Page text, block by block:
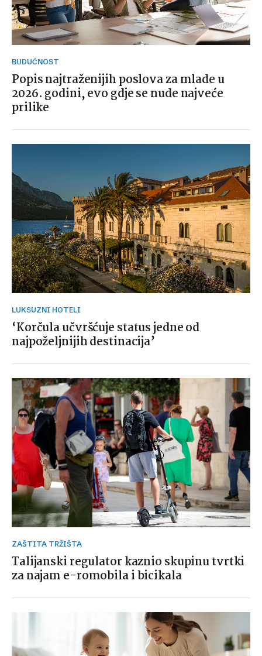
BUDUĆNOST
Popis najtraženijih poslova za mlade u
2026. godini, evo gdje se nude najveće
prilike
LUKSUZNI HOTELI
‘Korčula učvršćuje status jedne od
najpoželjnijih destinacija’
ZAŠTITA TRŽIŠTA
Talijanski regulator kaznio skupinu tvrtki
za najam e-romobila i bicikala